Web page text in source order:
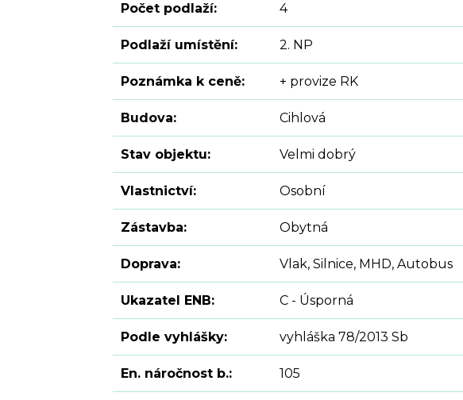
Počet podlaží: 4
Podlaží umístění: 2. NP
Poznámka k ceně: + provize RK
Budova: Cihlová
Stav objektu: Velmi dobrý
Vlastnictví: Osobní
Zástavba: Obytná
Doprava: Vlak, Silnice, MHD, Autobus
Ukazatel ENB: C - Úsporná
Podle vyhlášky: vyhláška 78/2013 Sb
En. náročnost b.: 105